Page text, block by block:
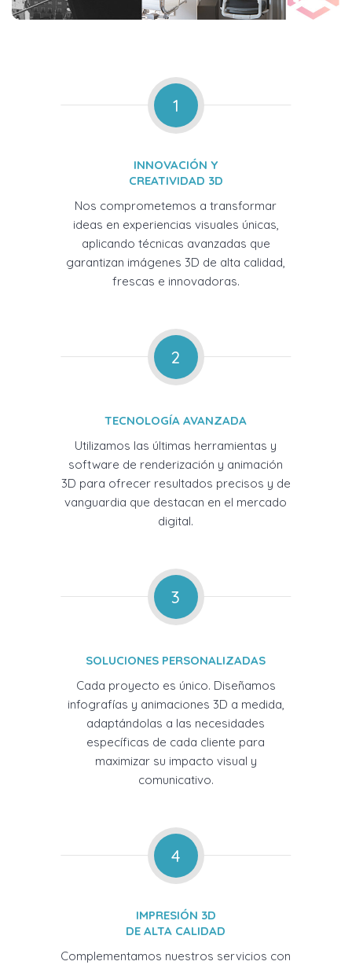
1
INNOVACIÓN Y
CREATIVIDAD 3D
Nos comprometemos a transformar
ideas en experiencias visuales únicas,
aplicando técnicas avanzadas que
garantizan imágenes 3D de alta calidad,
frescas e innovadoras.
2
TECNOLOGÍA AVANZADA
Utilizamos las últimas herramientas y
software de renderización y animación
3D para ofrecer resultados precisos y de
vanguardia que destacan en el mercado
digital.
3
SOLUCIONES PERSONALIZADAS
Cada proyecto es único. Diseñamos
infografías y animaciones 3D a medida,
adaptándolas a las necesidades
específicas de cada cliente para
maximizar su impacto visual y
comunicativo.
4
IMPRESIÓN 3D
DE ALTA CALIDAD
Complementamos nuestros servicios con